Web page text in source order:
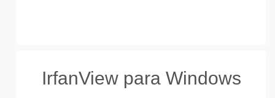
IrfanView para Windows